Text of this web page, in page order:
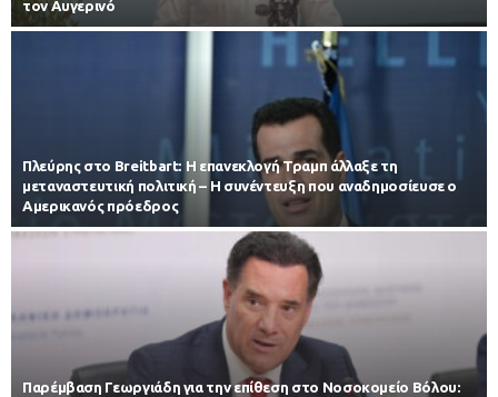
τον Αυγερινό
Πλεύρης στο Breitbart: Η επανεκλογή Τραμπ άλλαξε τη
μεταναστευτική πολιτική – Η συνέντευξη που αναδημοσίευσε ο
Αμερικανός πρόεδρος
Παρέμβαση Γεωργιάδη για την επίθεση στο Νοσοκομείο Βόλου: